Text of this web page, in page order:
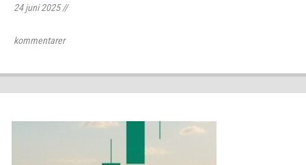
24 juni 2025//
kommentarer